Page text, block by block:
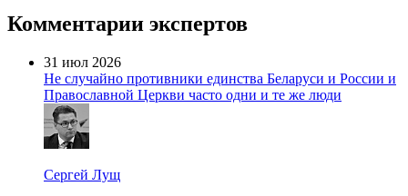
Комментарии экспертов
31 июл 2026
Не случайно противники единства Беларуси и России и
Православной Церкви часто одни и те же люди
Сергей Лущ